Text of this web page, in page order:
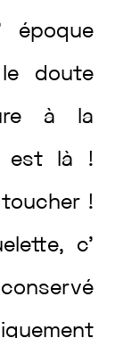
époque
le doute
à la
est là !
toucher !
, c’
conservé